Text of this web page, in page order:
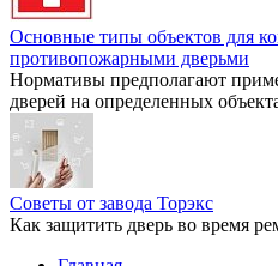
Основные типы объектов для
противопожарными дверьми
Нормативы предполагают
дверей на определенных
Советы от завода Торэкс
Как защитить дверь во время